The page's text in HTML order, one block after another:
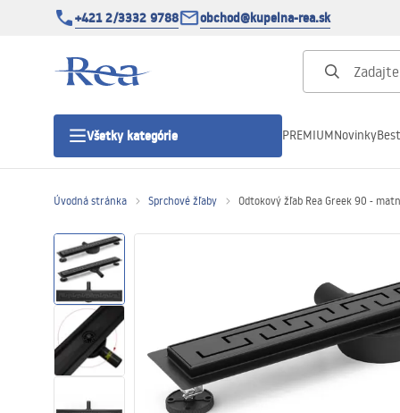
+421 2/3332 9788 obchod@kupelna-rea.sk
Všetky kategórie
Sprchové dvere
Sprchové vaničky
Sprchové žľaby
PREMIUMNovinky
Úvodná stránka Sprchové žľaby Odtokový žľab Rea Greek 90 -